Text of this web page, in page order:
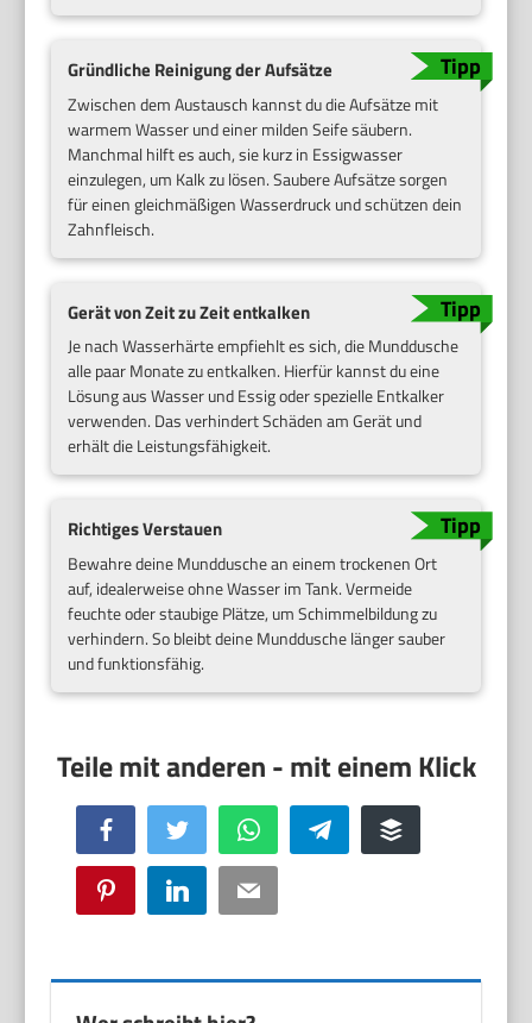
Gründliche Reinigung der Aufsätze
Zwischen dem Austausch kannst du die Aufsätze mit
warmem Wasser und einer milden Seife säubern.
Manchmal hilft es auch, sie kurz in Essigwasser
einzulegen, um Kalk zu lösen. Saubere Aufsätze sorgen
für einen gleichmäßigen Wasserdruck und schützen dein
Zahnfleisch.
Gerät von Zeit zu Zeit entkalken
Je nach Wasserhärte empfiehlt es sich, die Munddusche
alle paar Monate zu entkalken. Hierfür kannst du eine
Lösung aus Wasser und Essig oder spezielle Entkalker
verwenden. Das verhindert Schäden am Gerät und
erhält die Leistungsfähigkeit.
Richtiges Verstauen
Bewahre deine Munddusche an einem trockenen Ort
auf, idealerweise ohne Wasser im Tank. Vermeide
feuchte oder staubige Plätze, um Schimmelbildung zu
verhindern. So bleibt deine Munddusche länger sauber
und funktionsfähig.
Facebook Twitter WhatsApp Telegram Buffer
Pinterest LinkedIn Email